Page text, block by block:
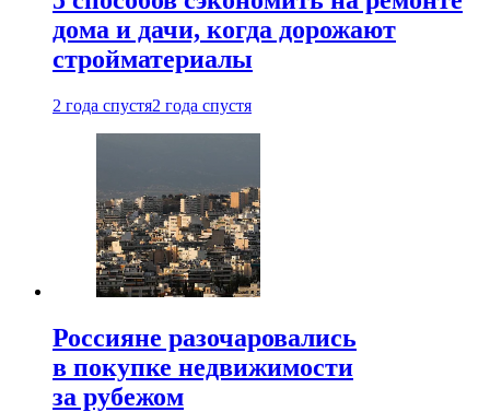
дома и дачи, когда дорожают
стройматериалы
2 года спустя2 года спустя
Россияне разочаровались
в покупке недвижимости
за рубежом